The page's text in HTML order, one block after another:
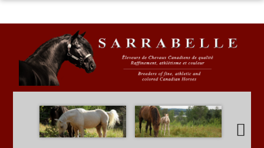
PROGRAMME D'ÉLEVAGE
ÉTALONS
JUMENTS
À VENDRE
ÉVÈNEMENTS SPÉCIAUX